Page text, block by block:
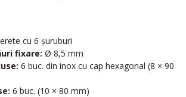
cu 6 șuruburi
fixare: Ø 8,5 mm
6 buc. din inox cu cap hexagonal (8 × 90
6 buc. (10 × 80 mm)